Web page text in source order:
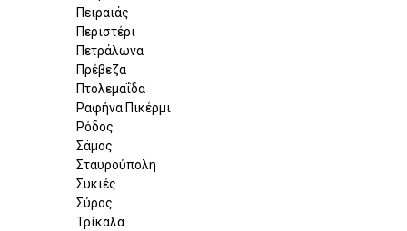
Πειραιάς
Περιστέρι
Πετράλωνα
Πρέβεζα
Πτολεμαΐδα
Ραφήνα Πικέρμι
Ρόδος
Σάμος
Σταυρούπολη
Συκιές
Σύρος
Τρίκαλα